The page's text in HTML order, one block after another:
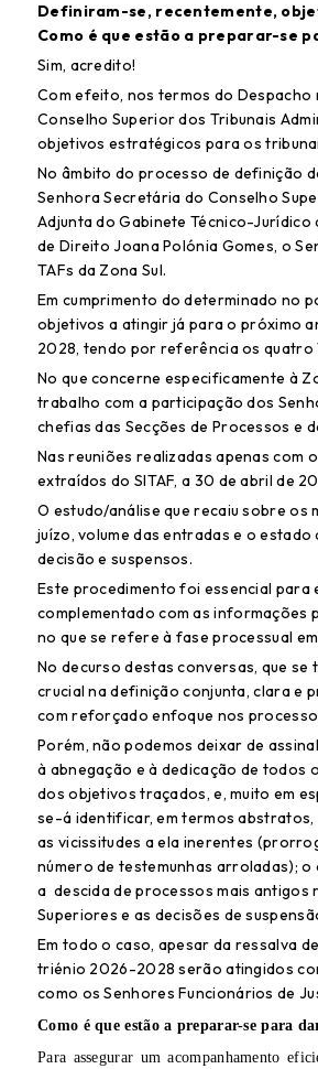
Definiram-se, recentemente,
Como é que estão a preparar-se
Sim, acredito!
Com efeito, nos termos do Despacho
Conselho Superior dos Tribunais
objetivos estratégicos para os
No âmbito do processo de definição
Senhora Secretária do Conselho
Adjunta do Gabinete Técnico-Jurídico
de Direito Joana Polónia Gomes, o
TAFs da Zona Sul.
Em cumprimento do determinado no
objetivos a atingir já para o próximo
2028, tendo por referência os quatro
No que concerne especificamente à
trabalho com a participação dos
chefias das Secções de Processos e
Nas reuniões realizadas apenas com
extraídos do SITAF, a 30 de abril de
O estudo/análise que recaiu sobre
juízo, volume das entradas e o
decisão e suspensos.
Este procedimento foi essencial para
complementado com as informações
no que se refere à fase processual
No decurso destas conversas, que
crucial na definição conjunta, clara e
com reforçado enfoque nos
Porém, não podemos deixar de
à abnegação e à dedicação de todos
dos objetivos traçados, e, muito em
se-á identificar, em termos abstratos,
as vicissitudes a ela inerentes
número de testemunhas arroladas);
a descida de processos mais
Superiores e as decisões de
Em todo o caso, apesar da ressalva
triénio 2026-2028 serão atingidos
como os Senhores Funcionários de
Como é que estão a preparar-se para
Para assegurar um acompanhamento